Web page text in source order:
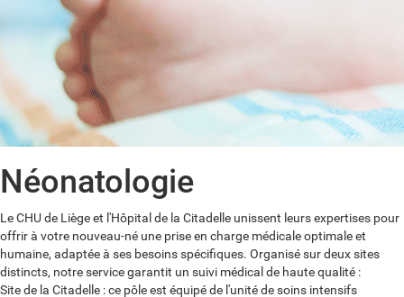
Néonatologie
Le CHU de Liège et l'Hôpital de la Citadelle unissent leurs expertises pour
offrir à votre nouveau-né une prise en charge médicale optimale et
humaine, adaptée à ses besoins spécifiques. Organisé sur deux sites
distincts, notre service garantit un suivi médical de haute qualité :
Site de la Citadelle : ce pôle est équipé de l'unité de soins intensifs